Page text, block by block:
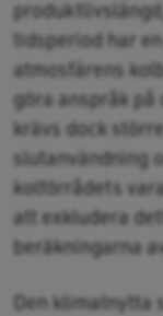
tidsperiod har
atmosfärens
göra anspråk
krävs dock
slutanvändning
kolförrådets
att exkludera
beräkningarna
Den klimatnytta